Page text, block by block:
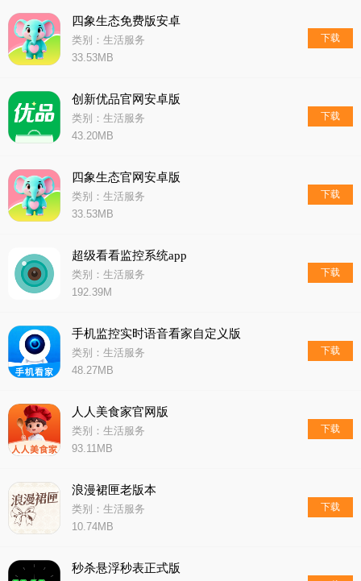
四象生态免费版安卓
类别：生活服务
33.53MB
下载
创新优品官网安卓版
类别：生活服务
43.20MB
下载
四象生态官网安卓版
类别：生活服务
33.53MB
下载
超级看看监控系统app
类别：生活服务
192.39M
下载
手机监控实时语音看家自定义版
类别：生活服务
48.27MB
下载
人人美食家官网版
类别：生活服务
93.11MB
下载
浪漫裙匣老版本
类别：生活服务
10.74MB
下载
秒杀悬浮秒表正式版